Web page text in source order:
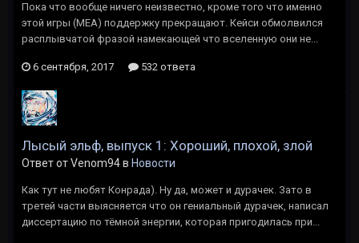
Пока что вообще ничего неизвестно, кроме того что именно
этой игры (MEA) поддержку прекращают. Кейси обмолвился
расплывчатой фразой намекающей что вселенную они не...
6 сентября, 2017 532 ответа
Лысый эльф, выпуск 1: Хороший, плохой, злой
Ответ от Venom94 в Новости
Как тут не любят Конрада). Ну да, может и дурачек. Зато в
третей части выясняется что он гениальный дурачек, написал
диссертацию по тёмной энергии, которая пригодилась при...